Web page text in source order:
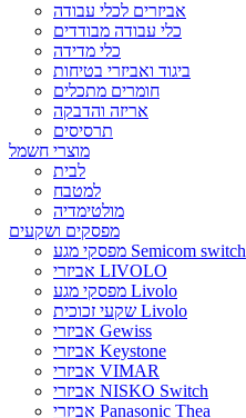
אביזרים לכלי עבודה
כלי עבודה מבודדים
כלי מדידה
ביגוד ואביזרי בטיחות
חומרים מתכלים
אריזה והדבקה
תרסיסים
מוצרי חשמל
לבית
למטבח
מולטימדיה
מפסקים ושקעים
מפסקי מגע Semicom switch
אביזרי LIVOLO
מפסקי מגע Livolo
שקעי זכוכית Livolo
אביזרי Gewiss
אביזרי Keystone
אביזרי VIMAR
אביזרי NISKO Switch
אביזרי Panasonic Thea